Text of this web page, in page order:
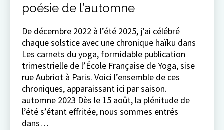
poésie de l’automne
De décembre 2022 à l’été 2025, j’ai célébré
chaque solstice avec une chronique haïku dans
Les carnets du yoga, formidable publication
trimestrielle de l’École Française de Yoga, sise
rue Aubriot à Paris. Voici l’ensemble de ces
chroniques, apparaissant ici par saison.
automne 2023 Dès le 15 août, la plénitude de
l’été s’étant effritée, nous sommes entrés
dans…